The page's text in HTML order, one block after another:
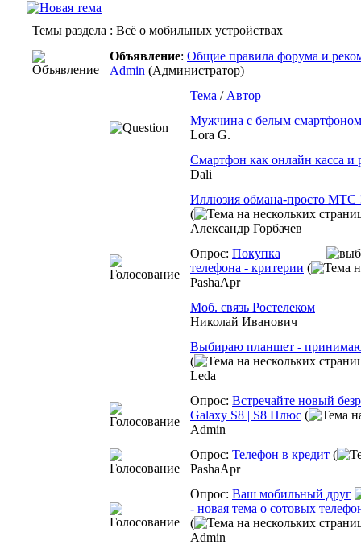
Темы раздела : Всё о мобильных устройствах
Объявление: Общие правила форума и
Admin (Администратор)
Тема / Автор
Мужчина с белым
Lora G.
Смартфон как онлайн касса и
Dali
Иллюзия обмана-просто МТС
(
Александр Горбачев
Опрос: Покупка
телефона - критерии (
PashaApr
Моб. связь Ростелеком
Николай Иванович
Выбираю планшет -
(
Leda
Опрос: Встречайте новый
Galaxy S8 | S8 Плюс (
Admin
Опрос: Телефон в кредит (
PashaApr
Опрос: Ваш мобильный друг
- новая тема о сотовых
(
Admin